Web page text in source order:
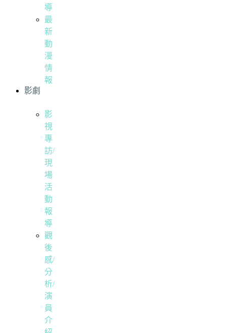
導
最
新
動
漫
情
報
影劇
影
視
專
訪/
現
場
活
動
報
導
觀
後
感/
分
析/
演
員
介